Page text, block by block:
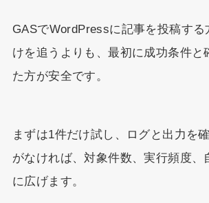
GASでWordPressに記事を投稿す
けを追うよりも、最初に成功条件と
た方が安全です。
まずは1件だけ試し、ログと出力を
がなければ、対象件数、実行頻度、
に広げます。